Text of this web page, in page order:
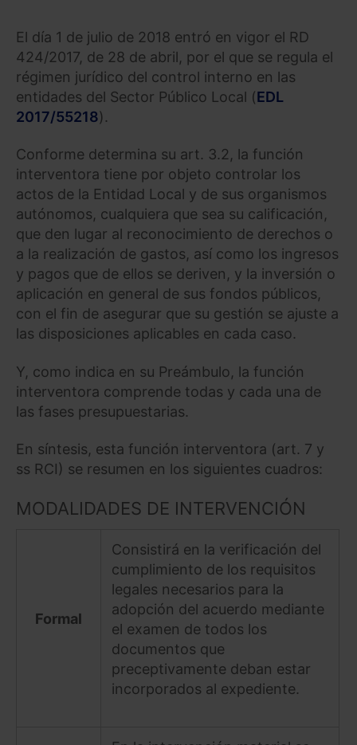
El día 1 de julio de 2018 entró en vigor el RD
424/2017, de 28 de abril, por el que se regula el
régimen jurídico del control interno en las
entidades del Sector Público Local (EDL
2017/55218).
Conforme determina su art. 3.2, la función
interventora tiene por objeto controlar los
actos de la Entidad Local y de sus organismos
autónomos, cualquiera que sea su calificación,
que den lugar al reconocimiento de derechos o
a la realización de gastos, así como los ingresos
y pagos que de ellos se deriven, y la inversión o
aplicación en general de sus fondos públicos,
con el fin de asegurar que su gestión se ajuste a
las disposiciones aplicables en cada caso.
Y, como indica en su Preámbulo, la función
interventora comprende todas y cada una de
las fases presupuestarias.
En síntesis, esta función interventora (art. 7 y
ss RCI) se resumen en los siguientes cuadros:
MODALIDADES DE INTERVENCIÓN
Formal
Consistirá en la verificación del
cumplimiento de los requisitos
legales necesarios para la
adopción del acuerdo mediante
el examen de todos los
documentos que
preceptivamente deban estar
incorporados al expediente.